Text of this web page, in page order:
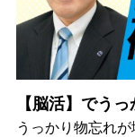
【脳活】でう
うっかり物忘れ